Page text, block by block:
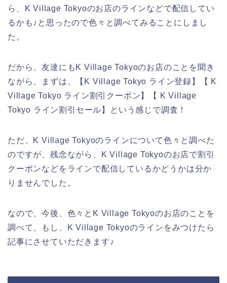
ら、K Village Tokyoのお店のラインなどで配信してい
るかも♪と思ったので色々と調べてみることにしまし
た。
だから、友達にもK Village Tokyoのお店のことを聞き
ながら、まずは、【K Village Tokyo ライン登録】【 K
Village Tokyo ライン割引クーポン】【 K Village
Tokyo ライン割引セール】という感じで調査！
ただ、K Village Tokyoのラインについて色々と調べた
のですが、残念ながら、K Village Tokyoのお店で割引
クーポンなどをラインで配信しているかどうかは分か
りませんでした。
なので、今後、色々とK Village Tokyoのお店のことを
調べて、もし、K Village Tokyoのラインをみつけたら
記事にさせていただきます♪